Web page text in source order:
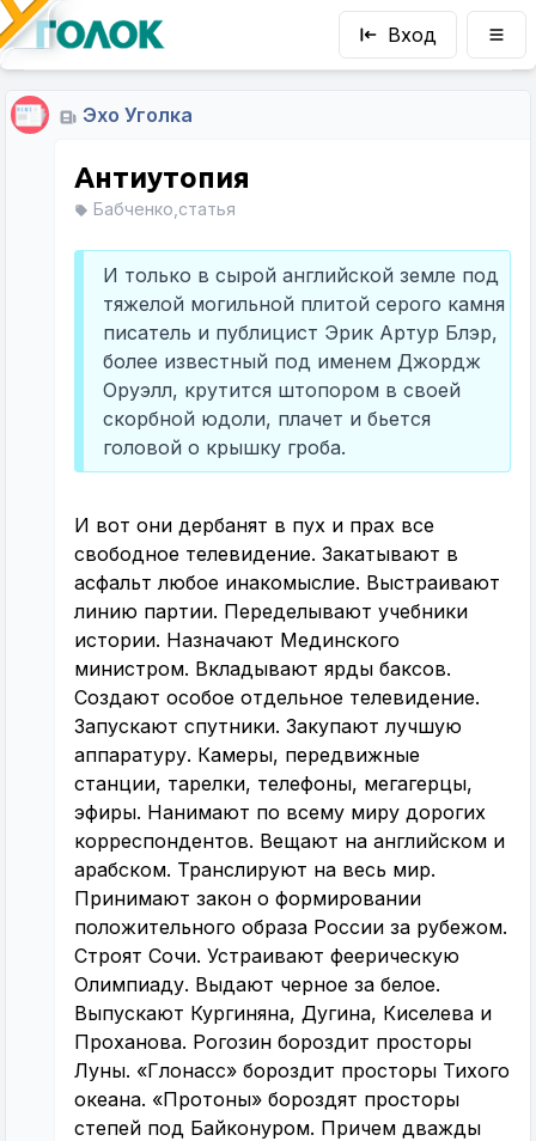
Вход
Эхо Уголка
Антиутопия
Бабченко,статья
И только в сырой английской земле под
тяжелой могильной плитой серого камня
писатель и публицист Эрик Артур Блэр,
более известный под именем Джордж
Оруэлл, крутится штопором в своей
скорбной юдоли, плачет и бьется
головой о крышку гроба.
И вот они дербанят в пух и прах все
свободное телевидение. Закатывают в
асфальт любое инакомыслие. Выстраивают
линию партии. Переделывают учебники
истории. Назначают Мединского
министром. Вкладывают ярды баксов.
Создают особое отдельное телевидение.
Запускают спутники. Закупают лучшую
аппаратуру. Камеры, передвижные
станции, тарелки, телефоны, мегагерцы,
эфиры. Нанимают по всему миру дорогих
корреспондентов. Вещают на английском и
арабском. Транслируют на весь мир.
Принимают закон о формировании
положительного образа России за рубежом.
Строят Сочи. Устраивают феерическую
Олимпиаду. Выдают черное за белое.
Выпускают Кургиняна, Дугина, Киселева и
Проханова. Рогозин бороздит просторы
Луны. «Глонасс» бороздит просторы Тихого
океана. «Протоны» бороздят просторы
степей под Байконуром. Причем дважды